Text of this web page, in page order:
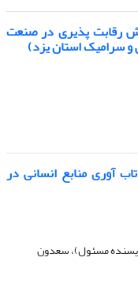
رقابت پذیری در صنعت
سرامیک استان یزد)
آوری منابع انسانی در
مسئول)، سعدون